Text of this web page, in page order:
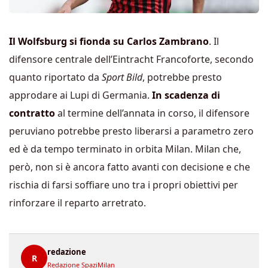
Il Wolfsburg si fionda su Carlos Zambrano. Il
difensore centrale dell’Eintracht Francoforte, secondo
quanto riportato da Sport Bild, potrebbe presto
approdare ai Lupi di Germania. In scadenza di
contrattoal termine dell’annata in corso, il difensore
peruviano potrebbe presto liberarsi a parametro zero
ed è da tempo terminato in orbita Milan. Milan che,
però, non si è ancora fatto avanti con decisione e che
rischia di farsi soffiare uno tra i propri obiettivi per
rinforzare il reparto arretrato.
R
redazione
Redazione SpaziMilan